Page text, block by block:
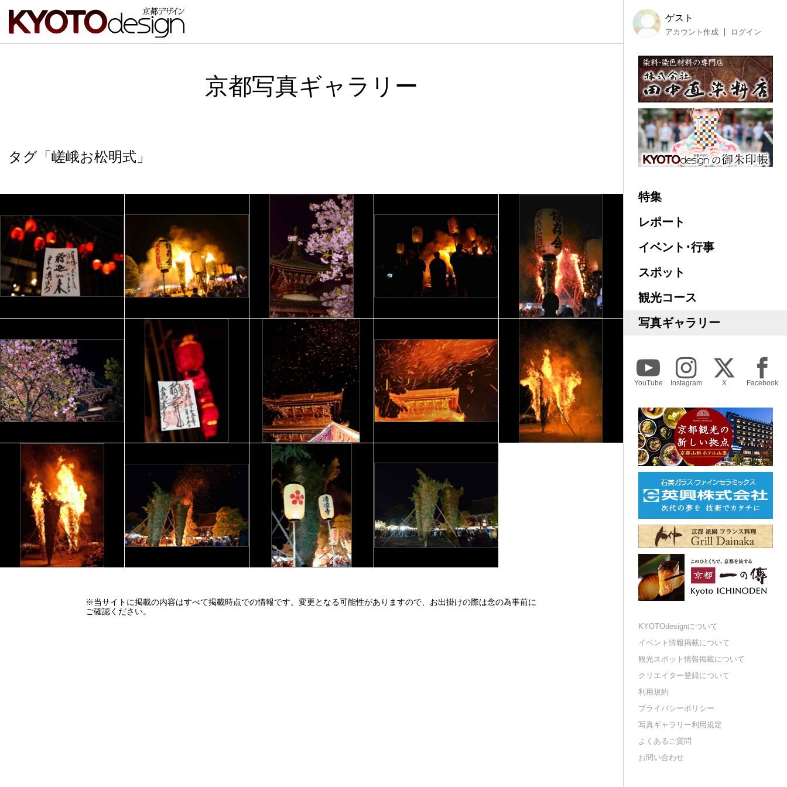
京都写真ギャラリー
タグ「嵯峨お松明式」
※当サイトに掲載の内容はすべて掲載時点での情報です。変更となる可能性がありますので、お出掛けの際は念の為事前に
ご確認ください。
ゲスト
アカウント作成 ログイン
特集
レポート
イベント･行事
スポット
観光コース
写真ギャラリー
YouTube Instagram X Facebook
KYOTOdesignについて
イベント情報掲載について
観光スポット情報掲載について
クリエイター登録について
利用規約
プライバシーポリシー
写真ギャラリー利用規定
よくあるご質問
お問い合わせ